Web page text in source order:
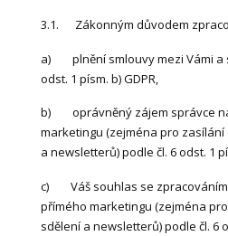
3.1. Zákonným důvodem
a) plnění smlouvy mezi Vámi a
odst. 1 písm. b) GDPR,
b) oprávněný zájem správce
marketingu (zejména pro
a newsletterů) podle čl. 6 odst. 1
c) Váš souhlas se zpracováním
přímého marketingu (zejména
sdělení a newsletterů) podle čl. 6